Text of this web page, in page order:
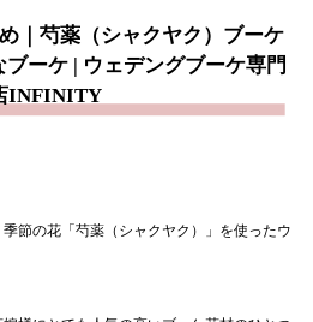
｜芍薬（シャクヤク）ブーケ
ブーケ | ウェデングブーケ専門
INFINITY
節の花「芍薬（シャクヤク）」を使ったウ